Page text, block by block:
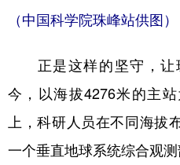
（中国科学院珠峰站供图）
正是这样的坚守，让
今，以海拔4276米的主
上，科研人员在不同海拔
一个垂直地球系统综合观测